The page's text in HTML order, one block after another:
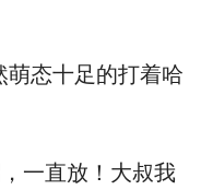
态十足的打着哈
一直放！大叔我